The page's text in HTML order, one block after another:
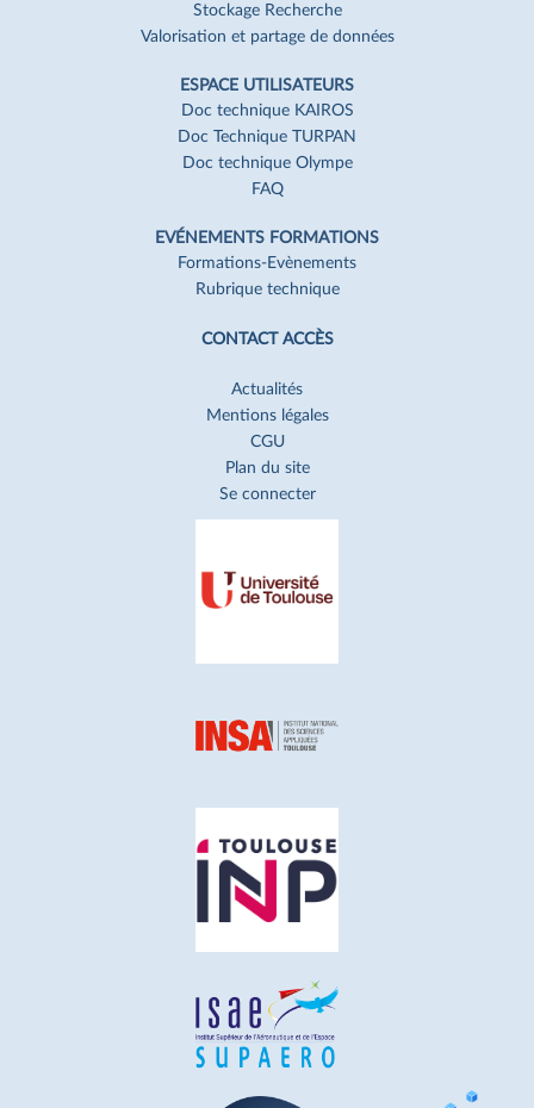
Stockage Recherche
Valorisation et partage de données
ESPACE UTILISATEURS
Doc technique KAIROS
Doc Technique TURPAN
Doc technique Olympe
FAQ
EVÉNEMENTS FORMATIONS
Formations-Evènements
Rubrique technique
CONTACT ACCÈS
Actualités
Mentions légales
CGU
Plan du site
Se connecter